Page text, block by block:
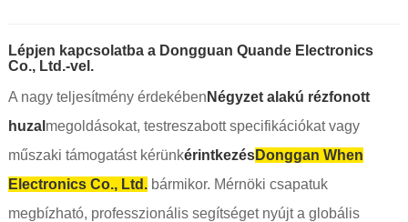
Lépjen kapcsolatba a Dongguan Quande Electronics
Co., Ltd.-vel.
A nagy teljesítmény érdekében Négyzet alakú rézfonott
huzal megoldásokat, testreszabott specifikációkat vagy
műszaki támogatást kérünkérintkezésDonggan When
Electronics Co., Ltd. bármikor. Mérnöki csapatuk
megbízható, professzionális segítséget nyújt a globális